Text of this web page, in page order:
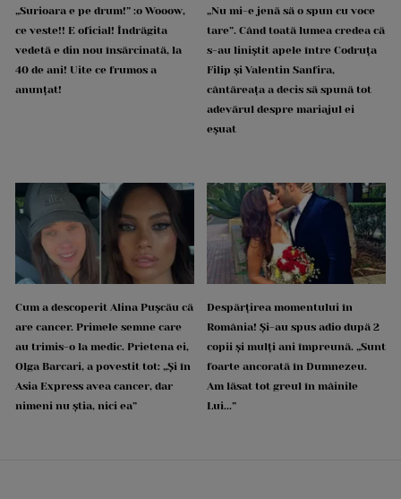
„Surioara e pe drum!” :o Wooow,
ce veste!! E oficial! Îndrăgita
vedetă e din nou însărcinată, la
40 de ani! Uite ce frumos a
anunțat!
„Nu mi-e jenă să o spun cu voce
tare”. Când toată lumea credea că
s-au liniștit apele între Codruța
Filip și Valentin Sanfira,
cântăreața a decis să spună tot
adevărul despre mariajul ei
eșuat
Cum a descoperit Alina Pușcău că
are cancer. Primele semne care
au trimis-o la medic. Prietena ei,
Olga Barcari, a povestit tot: „Și în
Asia Express avea cancer, dar
nimeni nu știa, nici ea”
Despărțirea momentului în
România! Și-au spus adio după 2
copii și mulți ani împreună. „Sunt
foarte ancorată în Dumnezeu.
Am lăsat tot greul în mâinile
Lui...”